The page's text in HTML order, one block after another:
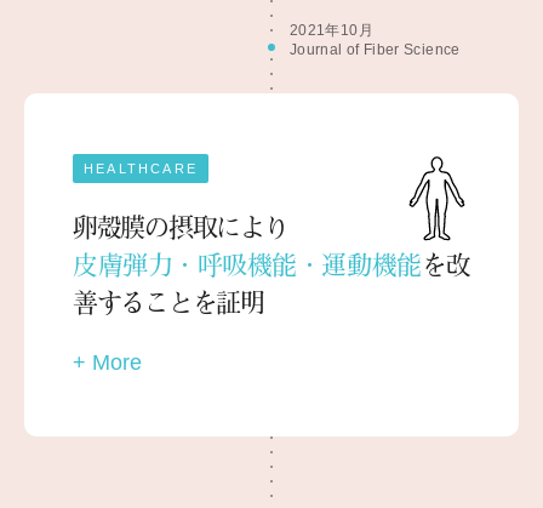
2021年10月
Journal of Fiber Science
HEALTHCARE
卵殻膜の摂取により
皮膚弾力・呼吸機能・運動機能を改
善することを証明
+ More